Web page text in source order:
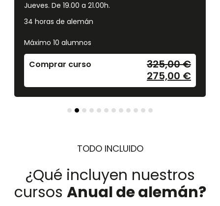
Jueves. De 19.00 a 21.00h.
34 horas de alemán
Máximo 10 alumnos
Comprar curso 325,00€
275,00 €
TODO INCLUIDO
¿Qué incluyen nuestros
cursos Anual de alemán?